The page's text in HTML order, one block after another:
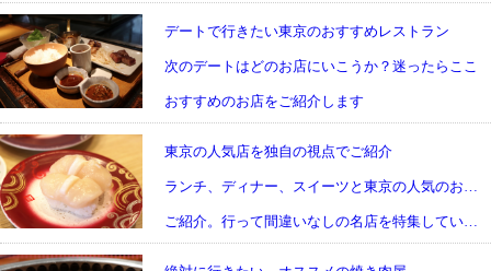
デートで行きたい東京のおすすめレストラン
次のデートはどのお店にいこうか？迷ったらここ
おすすめのお店をご紹介します
東京の人気店を独自の視点でご紹介